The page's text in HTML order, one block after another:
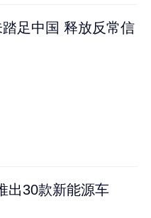
足中国 释放反常信
出30款新能源车